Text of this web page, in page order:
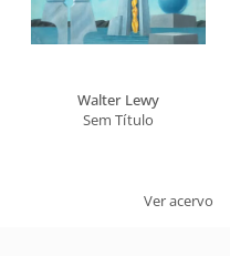
Walter Lewy
Sem Título
Ver acervo
política de privacidade.